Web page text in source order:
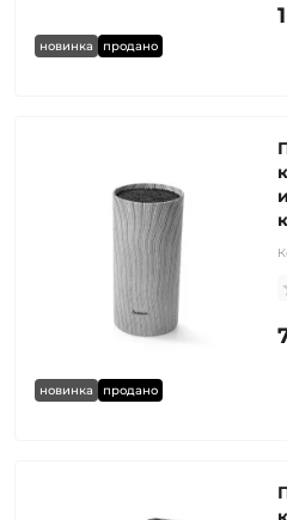
новинка продано
новинка продано